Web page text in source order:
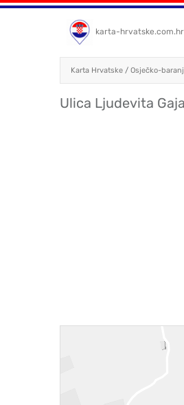
karta-hrvatske.com.hr
Karta Hrvatske / Osječko-
Ulica Ljudevita